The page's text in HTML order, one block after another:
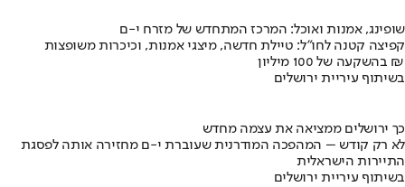
שופינג, אמנות ואוכל: המרכז המתחדש של מזרח י-ם
קפיצה קטנה לחו"ל: טיילת חדשה, מיצגי אמנות, וכיכרות משופצות
בהשקעה של 100 מיליון ₪
בשיתוף עיריית ירושלים
כך ירושלים ממציאה את עצמה מחדש
לא רק קודש – המהפכה המודרנית שעוברת י-ם מחזירה אותה לפסגת
התיירות הישראלית
בשיתוף עיריית ירושלים